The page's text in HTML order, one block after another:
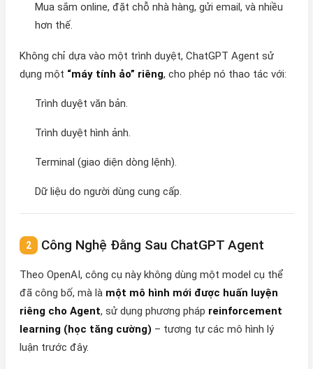
Mua sắm online, đặt chỗ nhà hàng, gửi email, và nhiều
hơn thế.
Không chỉ dựa vào một trình duyệt, ChatGPT Agent sử
dụng một “máy tính ảo” riêng, cho phép nó thao tác với:
Trình duyệt văn bản.
Trình duyệt hình ảnh.
Terminal (giao diện dòng lệnh).
Dữ liệu do người dùng cung cấp.
Công Nghệ Đằng Sau ChatGPT Agent
Theo OpenAI, công cụ này không dùng một model cụ thể
đã công bố, mà là một mô hình mới được huấn luyện
riêng cho Agent, sử dụng phương pháp reinforcement
learning (học tăng cường) – tương tự các mô hình lý
luận trước đây.